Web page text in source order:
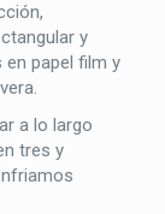
y
papel film y
a lo largo
tres y